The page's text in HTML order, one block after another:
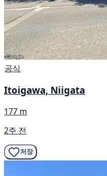
공식
Itoigawa, Niigata
177 m
2주 전
저장